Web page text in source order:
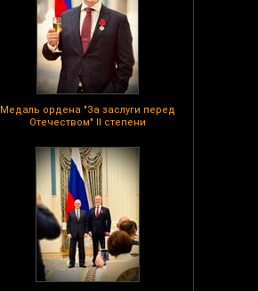
Медаль ордена "За заслуги перед
Отечеством" II степени